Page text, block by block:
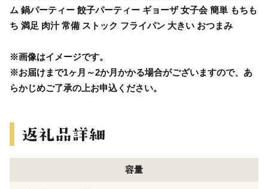
ム 鍋パーティー 餃子パーティー ギョーザ 女子会 簡単 もちも
ち 満足 肉汁 常備 ストック フライパン 大きい おつまみ
※画像はイメージです。
※お届けまで1ヶ月～2か月かかる場合がございますので、あ
らかじめご了承の上お申込ください。
容量